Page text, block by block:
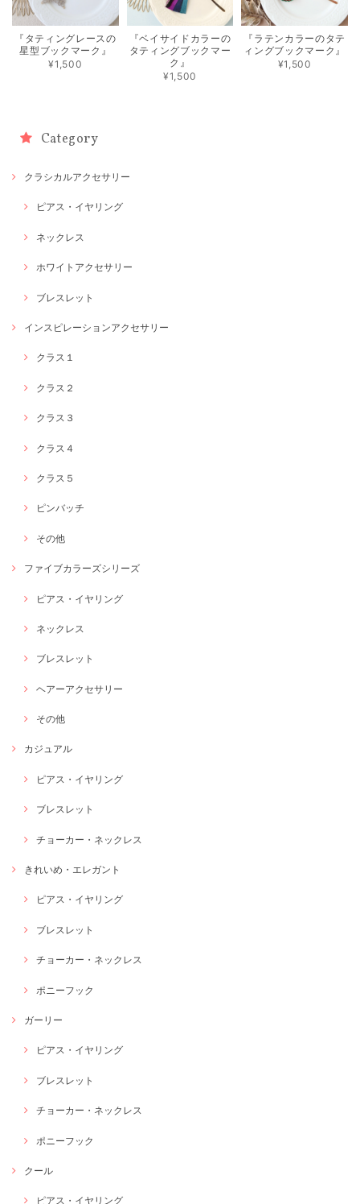
『タティングレースの
星型ブックマーク』
¥1,500
『ベイサイドカラーの
タティングブックマー
ク』
¥1,500
『ラテンカラーのタテ
ィングブックマーク』
¥1,500
Category
クラシカルアクセサリー
ピアス・イヤリング
ネックレス
ホワイトアクセサリー
ブレスレット
インスピレーションアクセサリー
クラス１
クラス２
クラス３
クラス４
クラス５
ピンバッチ
その他
ファイブカラーズシリーズ
ピアス・イヤリング
ネックレス
ブレスレット
ヘアーアクセサリー
その他
カジュアル
ピアス・イヤリング
ブレスレット
チョーカー・ネックレス
きれいめ・エレガント
ピアス・イヤリング
ブレスレット
チョーカー・ネックレス
ポニーフック
ガーリー
ピアス・イヤリング
ブレスレット
チョーカー・ネックレス
ポニーフック
クール
ピアス・イヤリング